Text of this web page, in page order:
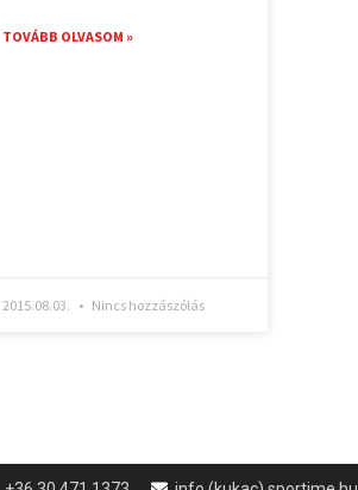
TOVÁBB OLVASOM »
2015.08.03. Nincs hozzászólás